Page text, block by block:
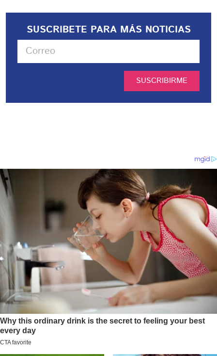
SUSCRIBETE PARA MÁS NOTICIAS
SUSCRIBIRME